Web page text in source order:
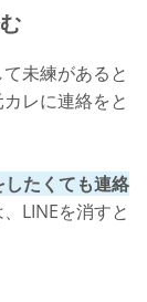
未練があると
レに連絡をと
したくても連絡
LINEを消すと